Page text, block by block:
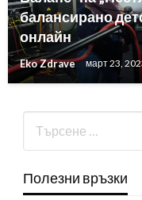
балансирано
онлайн
Eko Zdrave март 23,
Полезни връзки